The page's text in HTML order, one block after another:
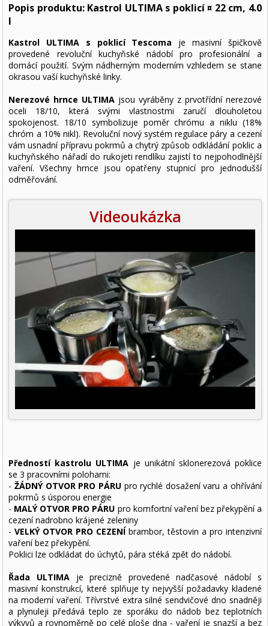
Popis produktu: Kastrol ULTIMA s poklicí ¤ 22 cm, 4.0
l
Kastrol ULTIMA s poklicí Tescoma je masivní špičkově
provedené revoluční kuchyňské nádobí pro profesionální a
domácí použití. Svým nádherným moderním vzhledem se stane
okrasou vaší kuchyňské linky.
Nerezové hrnce ULTIMA jsou vyráběny z prvotřídní nerezové
oceli 18/10, která svými vlastnostmi zaručí dlouholetou
spokojenost. 18/10 symbolizuje poměr chrómu a niklu (18%
chróm a 10% nikl). Revoluční nový systém regulace páry a cezení
vám usnadní přípravu pokrmů a chytrý způsob odkládání poklic a
kuchyňského nářadí do rukojeti rendlíku zajistí to nejpohodlnější
vaření. Všechny hrnce jsou opatřeny stupnicí pro jednodušší
odměřování.
Videoukázka
Předností kastrolu ULTIMA je unikátní sklonerezová poklice
se 3 pracovními polohami:
- ŽÁDNÝ OTVOR PRO PÁRUpro rychlé dosažení varu a ohřívání
pokrmů s úsporou energie
- MALÝ OTVOR PRO PÁRU pro komfortní vaření bez překypění a
cezení nadrobno krájené zeleniny
-VELKÝ OTVOR PRO CEZENÍ brambor, těstovin a pro intenzivní
vaření bez překypění.
Poklici lze odkládat do úchytů, pára stéká zpět do nádobí.
Řada ULTIMAje precizně provedené nadčasové nádobí s
masivní konstrukcí, které splňuje ty nejvyšší požadavky kladené
na moderní vaření. Třívrstvé extra silné sendvičové dno snadněji
a plynuleji předává teplo ze sporáku do nádob bez teplotních
výkyvů a rovnoměrně po celé ploše dna - vaření je snazší a bez